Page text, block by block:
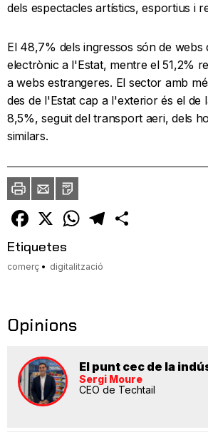
dels espectacles artístics, esportius i
El 48,7% dels ingressos són de webs
electrònic a l'Estat, mentre el 51,2%
a webs estrangeres. El sector amb
des de l'Estat cap a l'exterior és el de
8,5%, seguit del transport aeri, dels
similars.
ImprimirEnvia
un
amic
PDF
Facebook
X WhatsAppTelegram
Etiquetes
comerç digitalització
Opinions
El punt cec de la
Sergi Moure
CEO de Techtail